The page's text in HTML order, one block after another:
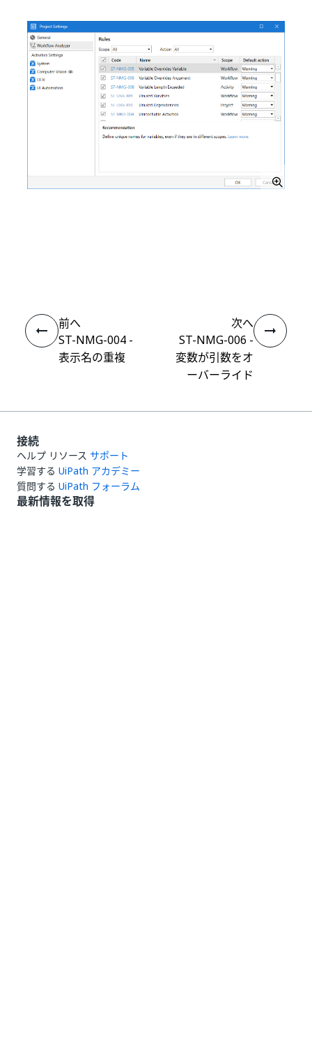
前へ
ST-NMG-004 -
表示名の重複
次へ
ST-NMG-006 -
変数が引数をオ
ーバーライド
接続
ヘルプ リソース サポート
学習する UiPath アカデミー
質問する UiPath フォーラム
最新情報を取得